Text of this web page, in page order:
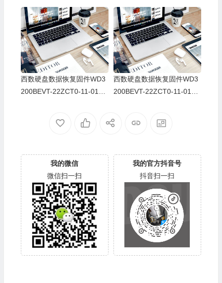
01A11-WXL0E89M2320-00
08003A
1-WD-WXG0A79D2548-80
0F1
西数硬盘数据恢复固件WD3
200BEVT-22ZCT0-11-01A1
西数硬盘数据恢复固件WD3
200BEVT-22ZCT0-11-01A1
我的微信
微信扫一扫
我的官方抖音号
抖音扫一扫